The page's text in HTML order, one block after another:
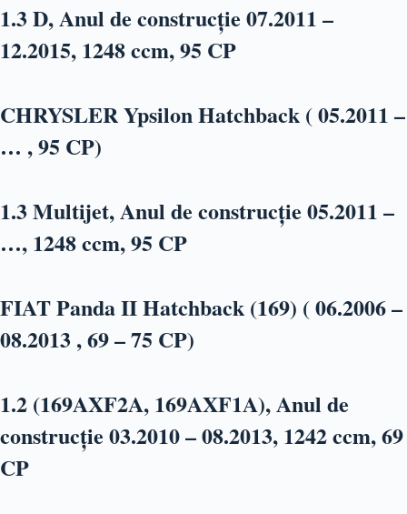
1.3 D, Anul de construcție 07.2011 –
12.2015, 1248 ccm, 95 CP
CHRYSLER Ypsilon Hatchback ( 05.2011 –
… , 95 CP)
1.3 Multijet, Anul de construcție 05.2011 –
…, 1248 ccm, 95 CP
FIAT Panda II Hatchback (169) ( 06.2006 –
08.2013 , 69 – 75 CP)
1.2 (169AXF2A, 169AXF1A), Anul de
construcție 03.2010 – 08.2013, 1242 ccm, 69
CP